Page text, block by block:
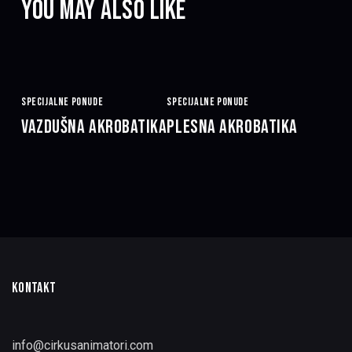
YOU MAY ALSO LIKE
VAZDUŠNA AKROBATIKA
SPECIJALNE PONUDE
PLESNA AKROBATIKA
SPECIJALNE PONUDE
KONTAKT
info@cirkusanimatori.com